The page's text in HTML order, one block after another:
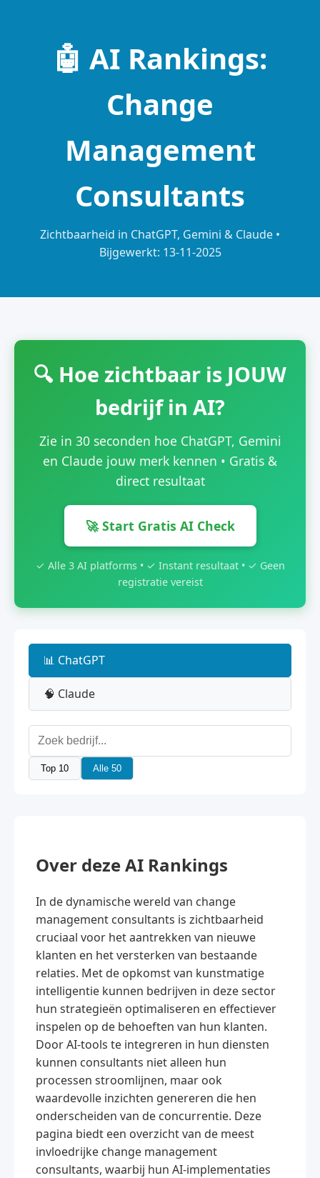
🤖 AI Rankings:
Change
Management
Consultants
Zichtbaarheid in ChatGPT, Gemini & Claude •
Bijgewerkt: 13-11-2025
🔍 Hoe zichtbaar is JOUW
bedrijf in AI?
Zie in 30 seconden hoe ChatGPT, Gemini
en Claude jouw merk kennen • Gratis &
direct resultaat
🚀 Start Gratis AI Check
✓ Alle 3 AI platforms • ✓ Instant resultaat • ✓ Geen
registratie vereist
📊 ChatGPT
🧠 Claude
Top 10 Alle 50
Over deze AI Rankings
In de dynamische wereld van change
management consultants is zichtbaarheid
cruciaal voor het aantrekken van nieuwe
klanten en het versterken van bestaande
relaties. Met de opkomst van kunstmatige
intelligentie kunnen bedrijven in deze sector
hun strategieën optimaliseren en effectiever
inspelen op de behoeften van hun klanten.
Door AI-tools te integreren in hun diensten
kunnen consultants niet alleen hun
processen stroomlijnen, maar ook
waardevolle inzichten genereren die hen
onderscheiden van de concurrentie. Deze
pagina biedt een overzicht van de meest
invloedrijke change management
consultants, waarbij hun AI-implementaties